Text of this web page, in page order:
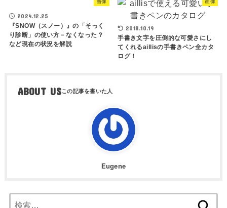
画像
2024.12.25
『SNOW（スノー）』の「そっく
り診断」の使い方－なくなった？
など現在の状況を解説
画像
2018.10.19
手書き文字を圧倒的な可愛さにし
てくれるaillisの手書きペン全カタ
ログ！
ABOUT US
Eugene